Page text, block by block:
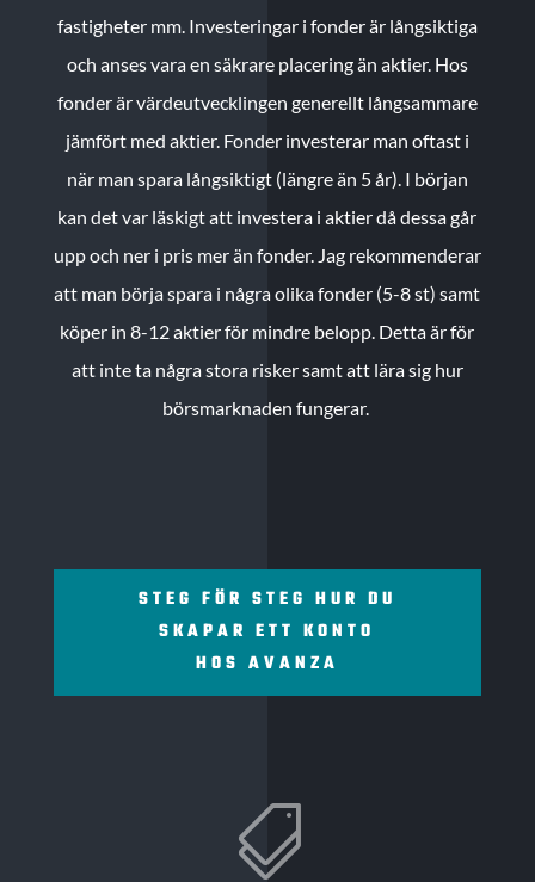
fastigheter mm. Investeringar i fonder är långsiktiga
och anses vara en säkrare placering än aktier. Hos
fonder är värdeutvecklingen generellt långsammare
jämfört med aktier. Fonder investerar man oftast i
när man spara långsiktigt (längre än 5 år). I början
kan det var läskigt att investera i aktier då dessa går
upp och ner i pris mer än fonder. Jag rekommenderar
att man börja spara i några olika fonder (5-8 st) samt
köper in 8-12 aktier för mindre belopp. Detta är för
att inte ta några stora risker samt att lära sig hur
börsmarknaden fungerar.
STEG FÖR STEG HUR DU
SKAPAR ETT KONTO
HOS AVANZA
